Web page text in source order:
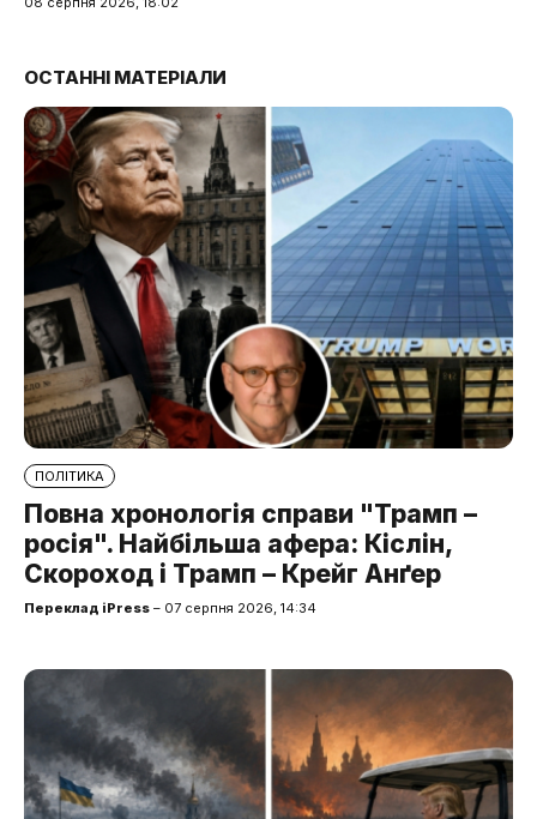
ОСТАННІ МАТЕРІАЛИ
ПОЛІТИКА
Повна хронологія справи "Трамп –
росія". Найбільша афера: Кіслін,
Скороход і Трамп – Крейг Анґер
Переклад iPress – 07 серпня 2026, 14:34